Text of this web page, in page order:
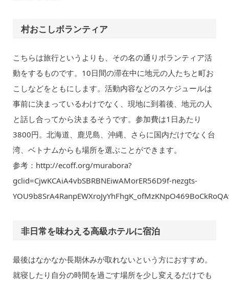
村おこしボランティア
こちらは旅行というよりも、その名の通りボランティア活
動をするものです。10日間の滞在中に地元の人たちと町お
こしなどをともにします。活動内容などのスケジュールは
事前に決まっているわけでなく、現地に到着後、地元の人
と話し合ってから決まるそうです。参加費は1日あたり
3800円。北海道、鹿児島、沖縄、さらに国内だけでなく台
湾、ベトナムからも場所を選ぶことができます。
参考：http://ecoff.org/murabora?
gclid=CjwKCAiA4vbSBRBNEiwAMorER56D9f-nezgts-
非日常を味わえる高級ホテルに宿泊
最後はなかなか長期休みが取れないという方におすすめ。
就寝したり自分の時間を過ごす場所を少し変えるだけでも